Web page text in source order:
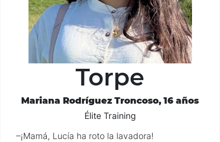
Torpe
Mariana Rodríguez Troncoso, 16 años
Élite Training
–¡Mamá, Lucía ha roto la lavadora!